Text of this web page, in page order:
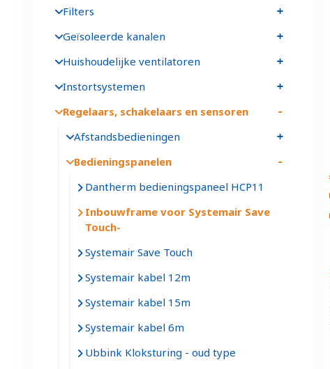
Filters
Geïsoleerde kanalen
Huishoudelijke ventilatoren
Instortsystemen
Regelaars, schakelaars en sensoren
Afstandsbedieningen
Bedieningspanelen
Dantherm bedieningspaneel HCP11
Inbouwframe voor Systemair Save
Touch
Systemair Save Touch
Systemair kabel 12m
Systemair kabel 15m
Systemair kabel 6m
Ubbink Kloksturing - oud type